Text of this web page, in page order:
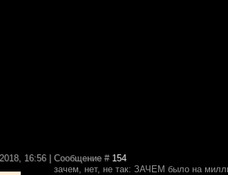
16:56 | Сообщение # 154
зачем, нет, не так: ЗАЧЕМ было на